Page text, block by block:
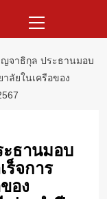
Menu
ญจาธิกุล ประธานมอบ
ลัยในเครือของ
ะธานมอบ
ร็จการ
อง